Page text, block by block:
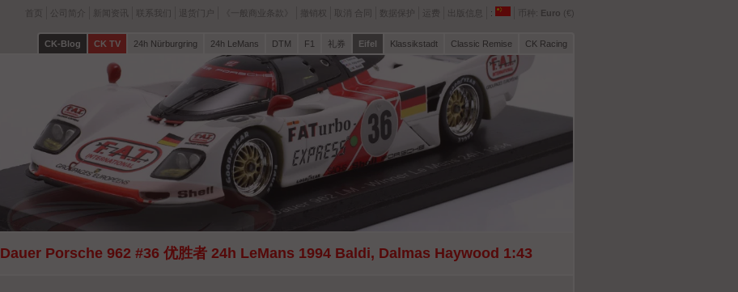
首页 公司简介 新闻资讯 联系我们 退货门户 《一般商业条款》 撤销权 取消 合同 数据保护 运费 出版信息 : 币种: Euro (€)
CK-Blog CK TV 24h Nürburgring 24h LeMans DTM F1 礼券 Eifel Klassikstadt Classic Remise CK Racing
Dauer Porsche 962 #36 优胜者 24h LeMans 1994 Baldi, Dalmas Haywood 1:43